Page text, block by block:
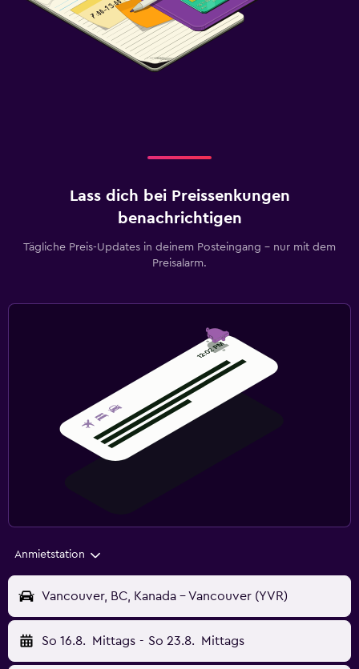
Lass dich bei Preissenkungen
benachrichtigen
Tägliche Preis-Updates in deinem Posteingang – nur mit dem
Preisalarm.
Anmietstation
Vancouver, BC, Kanada - Vancouver (YVR)
So 16.8. Mittags - So 23.8. Mittags